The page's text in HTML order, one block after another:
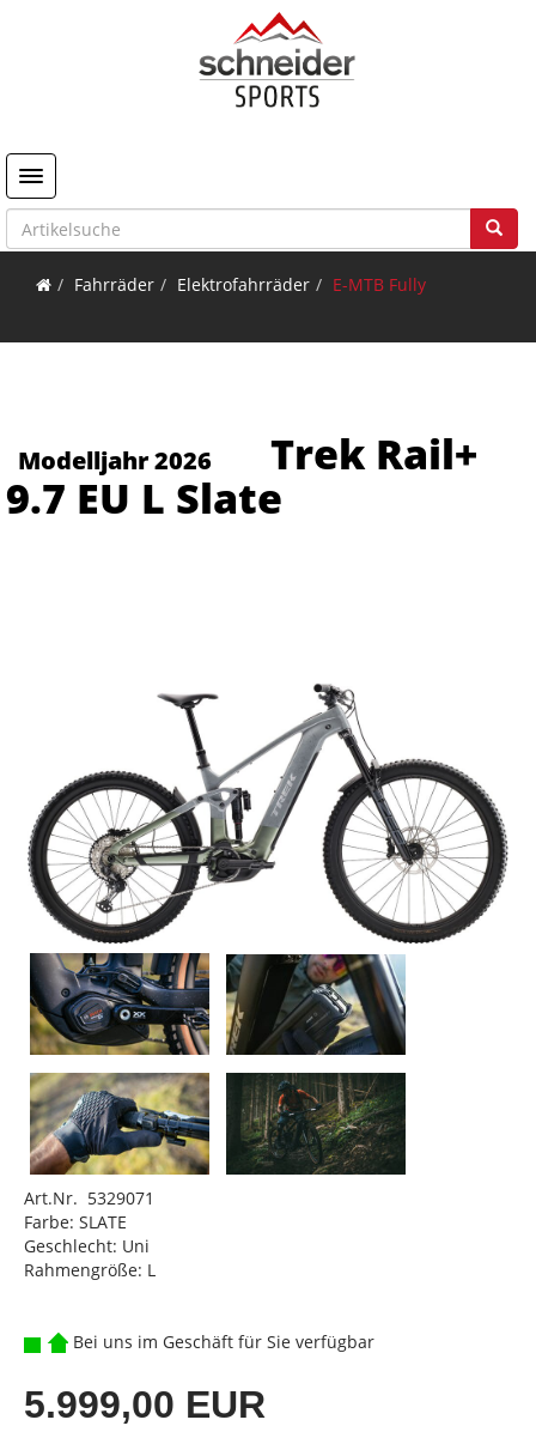
Toggle navigation
Fahrräder Elektrofahrräder E-MTB Fully
Modelljahr 2026
Trek Rail+
9.7 EU L Slate
Art.Nr. 5329071
Farbe: SLATE
Geschlecht: Uni
Rahmengröße: L
Bei uns im Geschäft für Sie verfügbar
5.999,00 EUR